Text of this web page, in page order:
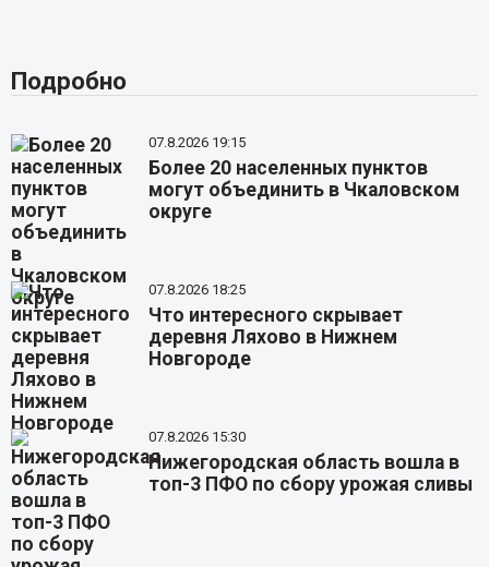
Подробно
07.8.2026 19:15
Более 20 населенных пунктов
могут объединить в Чкаловском
округе
07.8.2026 18:25
Что интересного скрывает
деревня Ляхово в Нижнем
Новгороде
07.8.2026 15:30
Нижегородская область вошла в
топ-3 ПФО по сбору урожая сливы